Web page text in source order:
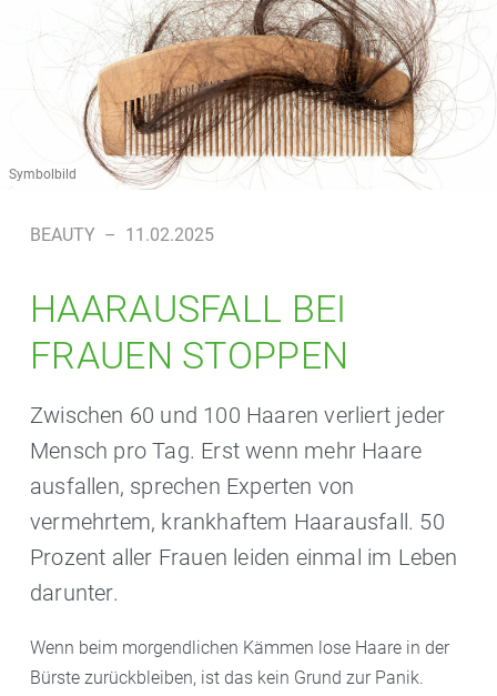
Symbolbild
BEAUTY – 11.02.2025
HAARAUSFALL BEI
FRAUEN STOPPEN
Zwischen 60 und 100 Haaren verliert jeder
Mensch pro Tag. Erst wenn mehr Haare
ausfallen, sprechen Experten von
vermehrtem, krankhaftem Haarausfall. 50
Prozent aller Frauen leiden einmal im Leben
darunter.
Wenn beim morgendlichen Kämmen lose Haare in der
Bürste zurückbleiben, ist das kein Grund zur Panik.